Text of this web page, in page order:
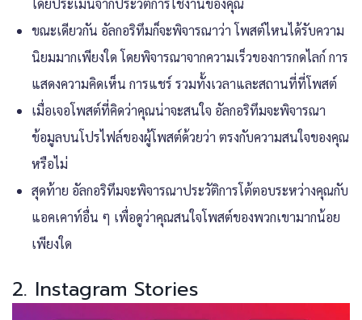
โดยประเมินจากประวัติการใช้งานของคุณ
ขณะเดียวกัน อัลกอริทึมก็จะพิจารณาว่า โพสต์ไหนได้รับความ
นิยมมากเพียงใด โดยพิจารณาจากความเร็วของการกดไลก์ การ
แสดงความคิดเห็น การแชร์ รวมทั้งเวลาและสถานที่ที่โพสต์
เมื่อเจอโพสต์ที่คิดว่าคุณน่าจะสนใจ อัลกอริทึมจะพิจารณา
ข้อมูลบนโปรไฟล์ของผู้โพสต์ด้วยว่า ตรงกับความสนใจของคุณ
หรือไม่
สุดท้าย อัลกอริทึมจะพิจารณาประวัติการโต้ตอบระหว่างคุณกับ
แอคเคาท์อื่น ๆ เพื่อดูว่าคุณสนใจโพสต์ของพวกเขามากน้อย
เพียงใด
2. Instagram Stories